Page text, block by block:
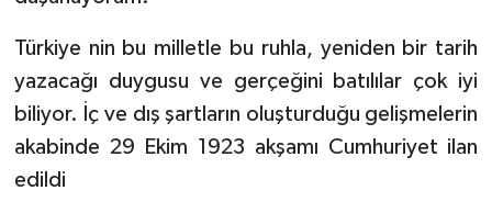
Türkiye nin bu milletle bu ruhla, yeniden bir tarih
yazacağı duygusu ve gerçeğini batılılar çok iyi
biliyor. İç ve dış şartların oluşturduğu gelişmelerin
akabinde 29 Ekim 1923 akşamı Cumhuriyet ilan
edildi